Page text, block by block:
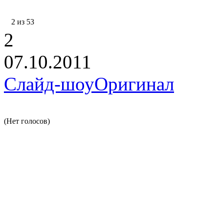
2 из 53
2
07.10.2011
Слайд-шоуОригинал
(Нет голосов)